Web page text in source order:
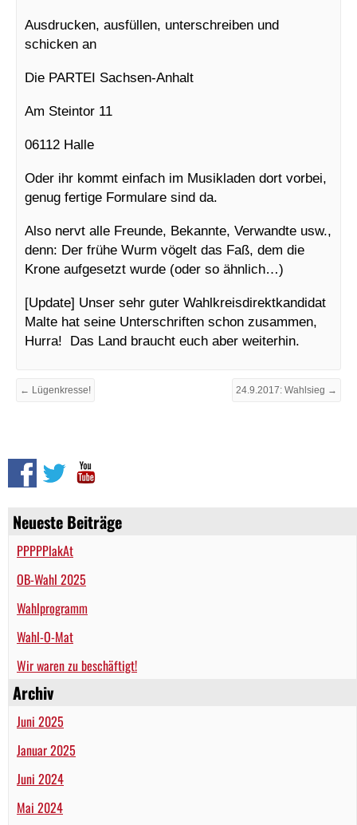
Neueste Beiträge
PPPPPlakAt
OB-Wahl 2025
Wahlprogramm
Wahl-O-Mat
Wir waren zu beschäftigt!
Archiv
Juni 2025
Januar 2025
Juni 2024
Mai 2024
Ausdrucken, ausfüllen, unterschreiben und
schicken an
Die PARTEI Sachsen-Anhalt
Am Steintor 11
06112 Halle
Oder ihr kommt einfach im Musikladen dort vorbei,
genug fertige Formulare sind da.
Also nervt alle Freunde, Bekannte, Verwandte usw.,
denn: Der frühe Wurm vögelt das Faß, dem die
Krone aufgesetzt wurde (oder so ähnlich…)
[Update] Unser sehr guter Wahlkreisdirektkandidat
Malte hat seine Unterschriften schon zusammen,
Hurra! Das Land braucht euch aber weiterhin.
← Lügenkresse! 24.9.2017: Wahlsieg →